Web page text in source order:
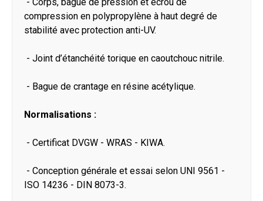
compression en polypropylène à haut degré de
stabilité avec protection anti-UV.
- Joint d’étanchéité torique en caoutchouc nitrile.
- Bague de crantage en résine acétylique.
Normalisations :
- Certificat DVGW - WRAS - KIWA.
- Conception générale et essai selon UNI 9561 -
ISO 14236 - DIN 8073-3.